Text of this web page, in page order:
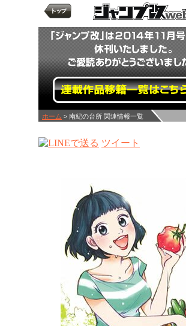
ホーム > 南紀の台所 関連情報一覧
ツイート